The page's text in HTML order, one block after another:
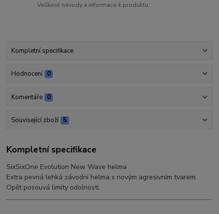
Veškeré návody a informace k produktu.
Kompletní specifikace
Hodnocení 0
Komentáře 0
Související zboží 5
Kompletní specifikace
SixSixOne Evolution New Wave helma
Extra pevná lehká závodní helma s novým agresivním tvarem.
Opět posouvá limity odolnosti.